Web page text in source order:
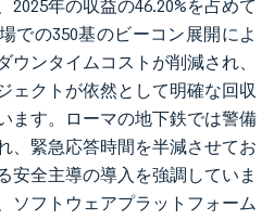
2025年の収益の46.20%を占めて
での350基のビーコン展開によ
ウンタイムコストが削減され、
ェクトが依然として明確な回収
ます。ローマの地下鉄では警備
、緊急応答時間を半減させてお
安全主導の導入を強調していま
ソフトウェアプラットフォーム